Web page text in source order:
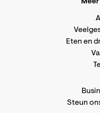
Eten en
Steun